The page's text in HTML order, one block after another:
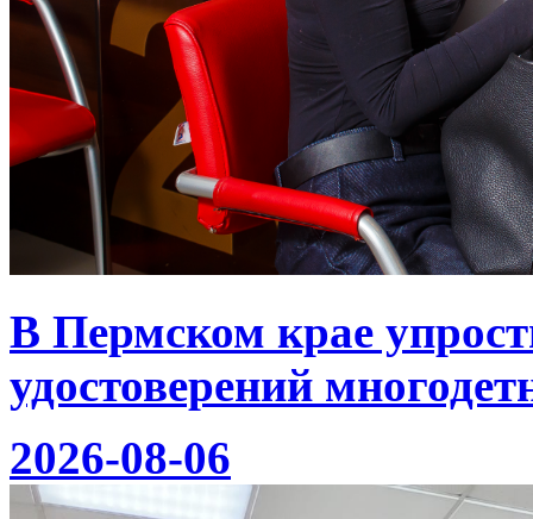
В Пермском крае
удостоверений
2026-08-06